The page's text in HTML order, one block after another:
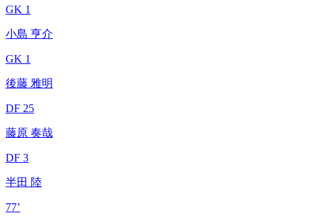
GK 1
小島 亨介
GK 1
後藤 雅明
DF 25
藤原 奏哉
DF 3
半田 陸
77’